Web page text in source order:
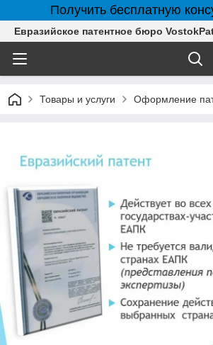
Получить бесплатную
Евразийское патентное бюро
Товары и услуги Оформление